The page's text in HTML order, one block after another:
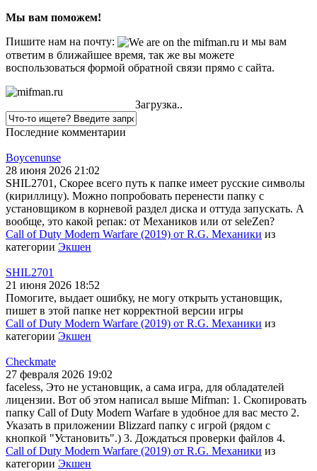
Мы вам поможем!
Пишите нам на почту:
и мы вам
ответим в ближайшее время, так же вы можете
воспользоваться формой обратной связи прямо с сайта.
Загрузка..
Последние комментарии
Boycenunse
28 июня 2026 21:02
SHIL2701, Скорее всего путь к папке имеет русские символы
(кириллицу). Можно попробовать перенести папку с
установщиком в корневой раздел диска и оттуда запускать. А
вообще, это какой репак: от Механиков или от seleZen?
Call of Duty Modern Warfare (2019) от R.G. Механики из
категории Экшен
SHIL2701
21 июня 2026 18:52
Помогите, выдает ошибку, не могу открыть установщик,
пишет в этой папке нет корректной версии игры
Call of Duty Modern Warfare (2019) от R.G. Механики из
категории Экшен
Checkmate
27 февраля 2026 19:02
faceless, Это не установщик, а сама игра, для обладателей
лицензии. Вот об этом написал выше Mifman: 1. Скопировать
папку Call of Duty Modern Warfare в удобное для вас место 2.
Указать в приложении Blizzard папку с игрой (рядом с
кнопкой "Установить".) 3. Дождаться проверки файлов 4.
Call of Duty Modern Warfare (2019) от R.G. Механики из
категории Экшен